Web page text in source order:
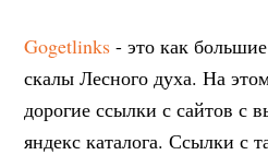
Gogetlinks - это как
скалы Лесного духа. На
дорогие ссылки с сайтов с
яндекс каталога. Ссылки с